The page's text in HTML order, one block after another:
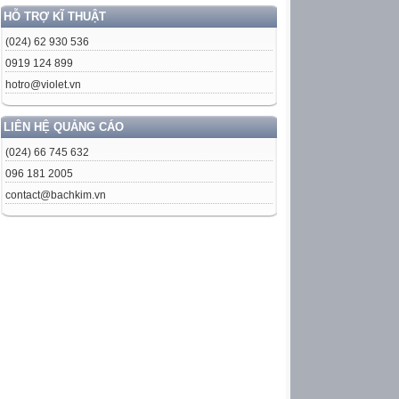
HỖ TRỢ KĨ THUẬT
(024) 62 930 536
0919 124 899
hotro@violet.vn
LIÊN HỆ QUẢNG CÁO
(024) 66 745 632
096 181 2005
contact@bachkim.vn